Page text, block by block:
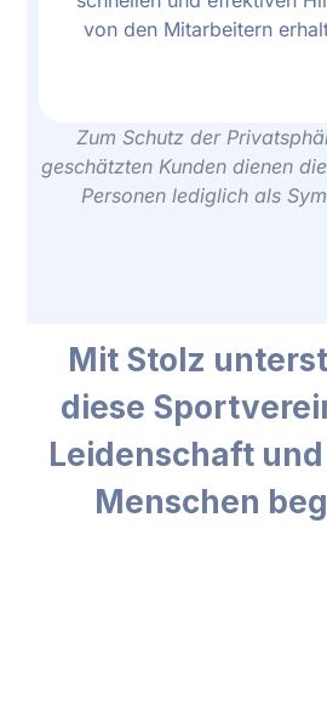
von den Mitarbeitern
Zum Schutz der
geschätzten Kunden dienen
Personen lediglich als
Mit Stolz
diese
Leidenschaft
Menschen